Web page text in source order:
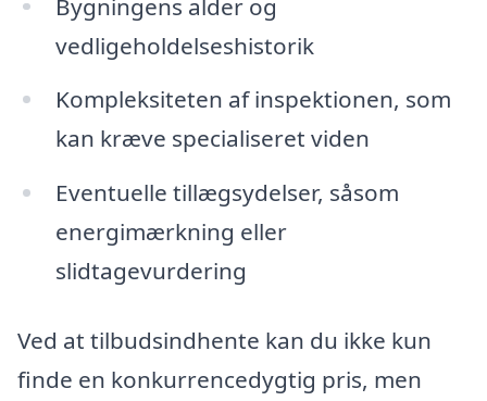
vedligeholdelseshistorik
Kompleksiteten af inspektionen, som
kan kræve specialiseret viden
Eventuelle tillægsydelser, såsom
energimærkning eller
slidtagevurdering
Ved at tilbudsindhente kan du ikke kun
finde en konkurrencedygtig pris, men